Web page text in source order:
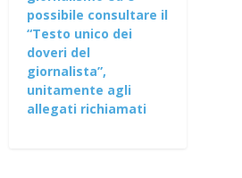
possibile consultare il
“Testo unico dei
doveri del
giornalista”,
unitamente agli
allegati richiamati